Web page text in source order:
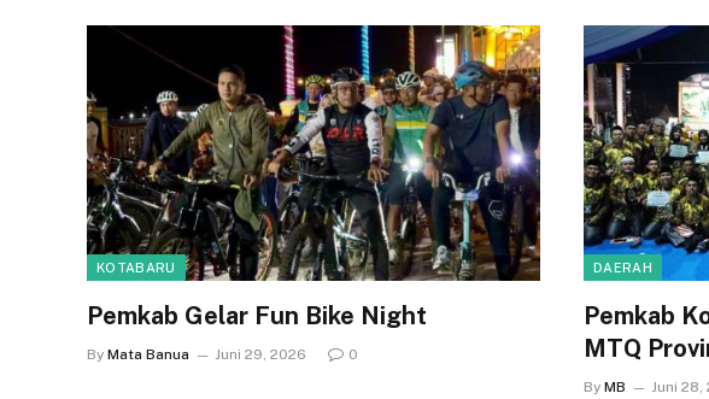
KOTABARU
Pemkab Gelar Fun Bike Night
By Mata Banua Juni 29, 2026 0
DAERAH
Pemkab
MTQ
By MB Juni 28,